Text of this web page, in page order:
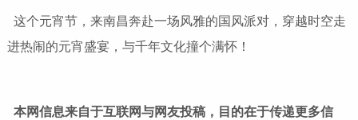
这个元宵节，来南昌奔赴一场风雅的国风派对，穿越时空走
进热闹的元宵盛宴，与千年文化撞个满怀！
本网信息来自于互联网与网友投稿，目的在于传递更多信